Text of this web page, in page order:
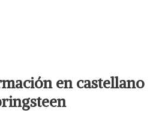
en castellano